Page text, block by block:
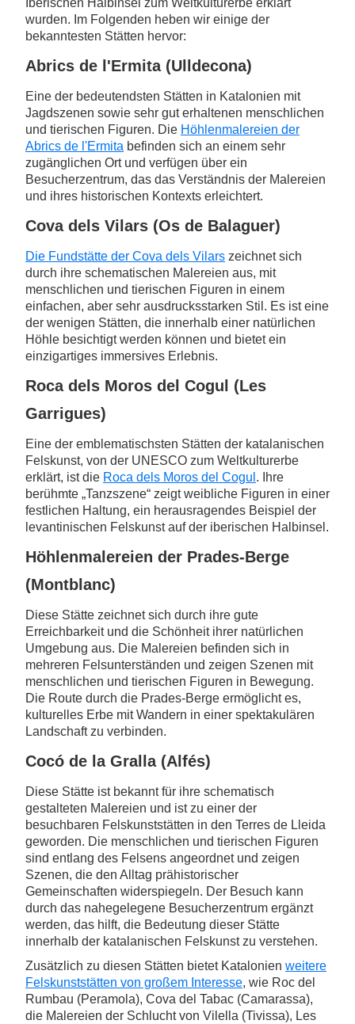
Iberischen Halbinsel zum Weltkulturerbe erklärt
wurden. Im Folgenden heben wir einige der
bekanntesten Stätten hervor:
Abrics de l'Ermita (Ulldecona)
Eine der bedeutendsten Stätten in Katalonien mit
Jagdszenen sowie sehr gut erhaltenen menschlichen
und tierischen Figuren. Die Höhlenmalereien der
Abrics de l'Ermita befinden sich an einem sehr
zugänglichen Ort und verfügen über ein
Besucherzentrum, das das Verständnis der Malereien
und ihres historischen Kontexts erleichtert.
Cova dels Vilars (Os de Balaguer)
Die Fundstätte der Cova dels Vilars zeichnet sich
durch ihre schematischen Malereien aus, mit
menschlichen und tierischen Figuren in einem
einfachen, aber sehr ausdrucksstarken Stil. Es ist eine
der wenigen Stätten, die innerhalb einer natürlichen
Höhle besichtigt werden können und bietet ein
einzigartiges immersives Erlebnis.
Roca dels Moros del Cogul (Les
Garrigues)
Eine der emblematischsten Stätten der katalanischen
Felskunst, von der UNESCO zum Weltkulturerbe
erklärt, ist die Roca dels Moros del Cogul . Ihre
berühmte „Tanzszene“ zeigt weibliche Figuren in einer
festlichen Haltung, ein herausragendes Beispiel der
levantinischen Felskunst auf der iberischen Halbinsel.
Höhlenmalereien der Prades-Berge
(Montblanc)
Diese Stätte zeichnet sich durch ihre gute
Erreichbarkeit und die Schönheit ihrer natürlichen
Umgebung aus. Die Malereien befinden sich in
mehreren Felsunterständen und zeigen Szenen mit
menschlichen und tierischen Figuren in Bewegung.
Die Route durch die Prades-Berge ermöglicht es,
kulturelles Erbe mit Wandern in einer spektakulären
Landschaft zu verbinden.
Cocó de la Gralla (Alfés)
Diese Stätte ist bekannt für ihre schematisch
gestalteten Malereien und ist zu einer der
besuchbaren Felskunststätten in den Terres de Lleida
geworden. Die menschlichen und tierischen Figuren
sind entlang des Felsens angeordnet und zeigen
Szenen, die den Alltag prähistorischer
Gemeinschaften widerspiegeln. Der Besuch kann
durch das nahegelegene Besucherzentrum ergänzt
werden, das hilft, die Bedeutung dieser Stätte
innerhalb der katalanischen Felskunst zu verstehen.
Zusätzlich zu diesen Stätten bietet Katalonien weitere
Felskunststätten von großem Interesse, wie Roc del
Rumbau (Peramola), Cova del Tabac (Camarassa),
die Malereien der Schlucht von Vilella (Tivissa), Les